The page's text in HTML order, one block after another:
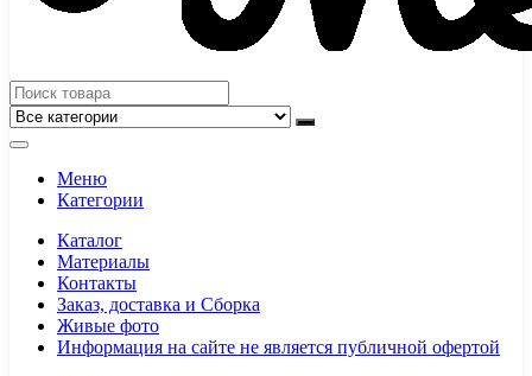
Меню
Категории
Каталог
Материалы
Контакты
Заказ, доставка и Сборка
Живые фото
Информация на сайте не является публичной офертой